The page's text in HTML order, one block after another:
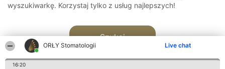
ORŁY Stomatologii Live chat
16:20
wyszukiwarkę. Korzystaj tylko z usług najlepszych!
Szukaj